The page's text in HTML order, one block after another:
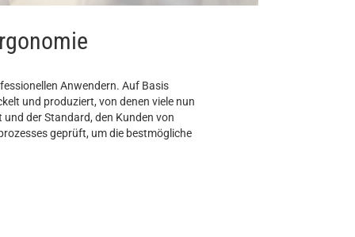
Anwendern. Auf Basis
und produziert, von denen viele nun
der Standard, den Kunden von
geprüft, um die bestmögliche